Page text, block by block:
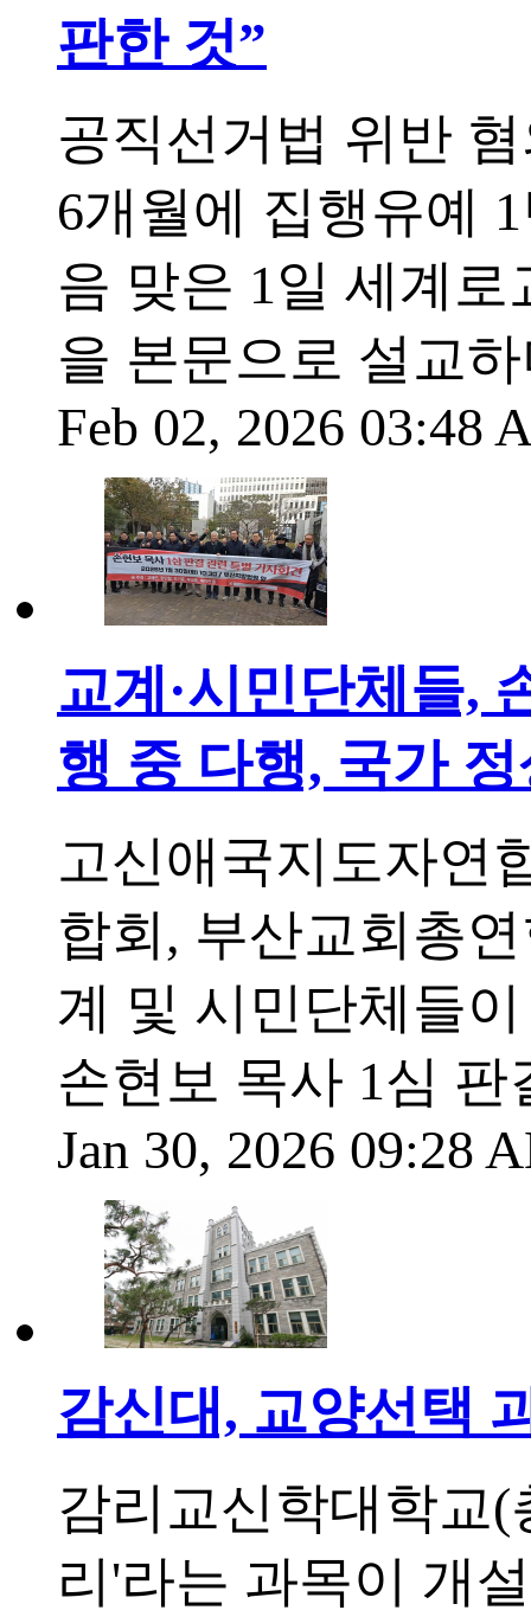
판한 것”
공직선거법 위반
6개월에 집행유예
음 맞은 1일 세계로
을 본문으로 설교
Feb 02, 2026 03:48
교계·시민단체들,
행 중 다행, 국가
고신애국지도자연
합회, 부산교회총
계 및 시민단체들
손현보 목사 1심
Jan 30, 2026 09:28
감신대, 교양선택
감리교신학대학교
리'라는 과목이 개